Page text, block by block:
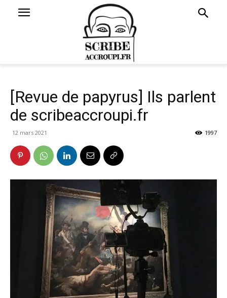
[Revue de papyrus] Ils parlent
de scribeaccroupi.fr
12 mars 2021 1997